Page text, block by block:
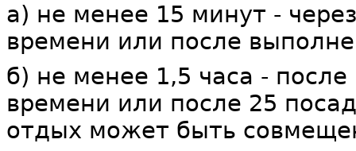
а) не менее 15 минут -
времени или после
б) не менее 1,5 часа -
времени или после 25
отдых может быть